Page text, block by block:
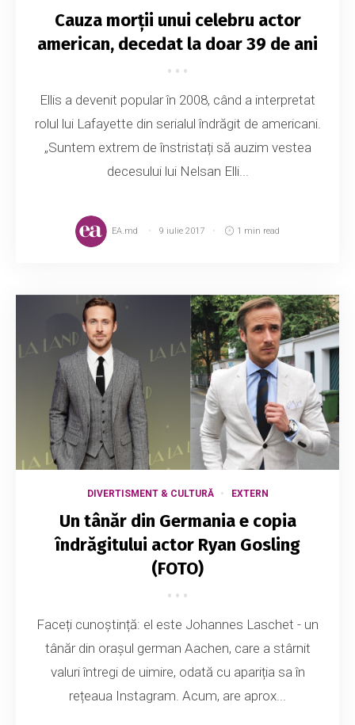
Cauza morții unui celebru actor
american, decedat la doar 39 de ani
Ellis a devenit popular în 2008, când a interpretat
rolul lui Lafayette din serialul îndrăgit de americani.
„Suntem extrem de înstristați să auzim vestea
decesului lui Nelsan Elli...
EA.md 9 iulie 2017 1 min read
DIVERTISMENT & CULTURĂ EXTERN
Un tânăr din Germania e copia
îndrăgitului actor Ryan Gosling
(FOTO)
Faceți cunoștință: el este Johannes Laschet - un
tânăr din orașul german Aachen, care a stârnit
valuri întregi de uimire, odată cu apariția sa în
rețeaua Instagram. Acum, are aprox...